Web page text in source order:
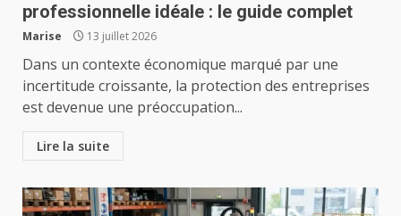
professionnelle idéale : le guide complet
Marise 13 juillet 2026
Dans un contexte économique marqué par une
incertitude croissante, la protection des entreprises
est devenue une préoccupation...
Lire la suite